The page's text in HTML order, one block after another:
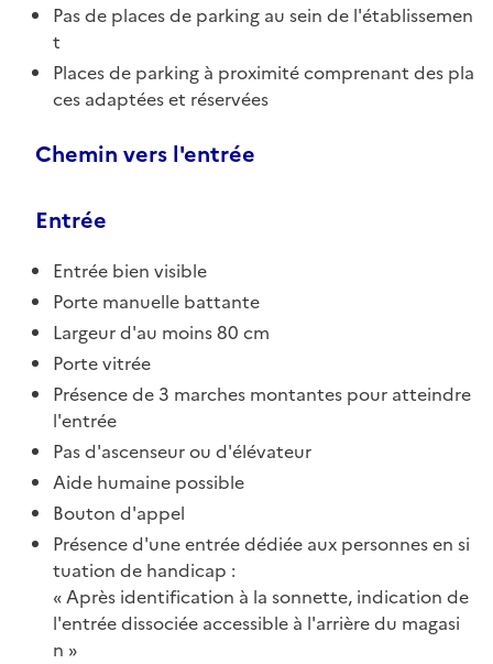
Pas de places de parking au sein de l'établissemen
t
Places de parking à proximité comprenant des pla
ces adaptées et réservées
Chemin vers l'entrée
Entrée
Entrée bien visible
Porte manuelle battante
Largeur d'au moins 80 cm
Porte vitrée
Présence de 3 marches montantes pour atteindre
l'entrée
Pas d'ascenseur ou d'élévateur
Aide humaine possible
Bouton d'appel
Présence d'une entrée dédiée aux personnes en si
tuation de handicap :
Après identification à la sonnette, indication de
l'entrée dissociée accessible à l'arrière du magasi
n